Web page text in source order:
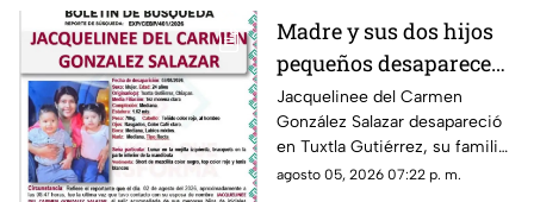
Madre y sus dos hijos
pequeños desaparecen
en Tuxtla Gutiérrez ¡Su
esposo levantó una
ficha de busqueda!
Jacquelinee del Carmen
González Salazar desapareció
en Tuxtla Gutiérrez, su familia
lo busca, por lo que han
agosto 05, 2026 07:22 p. m.